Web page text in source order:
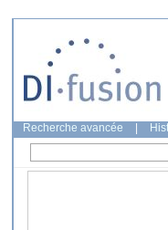
Recherche avancée